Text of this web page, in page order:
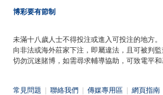
博彩要有節制
未滿十八歲人士不得投注或進入可投注的地方。
向非法或海外莊家下注，即屬違法，且可被判監
切勿沉迷賭博，如需尋求輔導協助，可致電平和
常見問題 聯絡我們 傳媒專用區 網頁指南